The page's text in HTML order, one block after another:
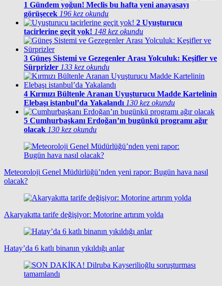
1 Gündem yoğun! Meclis bu hafta yeni anayasayı
görüşecek 196 kez okundu
2 Uyuşturucu
tacirlerine geçit yok! 148 kez okundu
3 Güneş Sistemi ve Gezegenler Arası Yolculuk: Keşifler ve
Sürprizler 133 kez okundu
4 Kırmızı Bültenle Aranan Uyuşturucu Madde Kartelinin
Elebaşı istanbul’da Yakalandı 130 kez okundu
5 Cumhurbaşkanı Erdoğan’ın bugünkü programı ağır
olacak 130 kez okundu
Meteoroloji Genel Müdürlüğü’nden yeni rapor: Bugün hava nasıl
olacak?
Akaryakıtta tarife değişiyor: Motorine artırım yolda
Hatay’da 6 katlı binanın yıkıldığı anlar